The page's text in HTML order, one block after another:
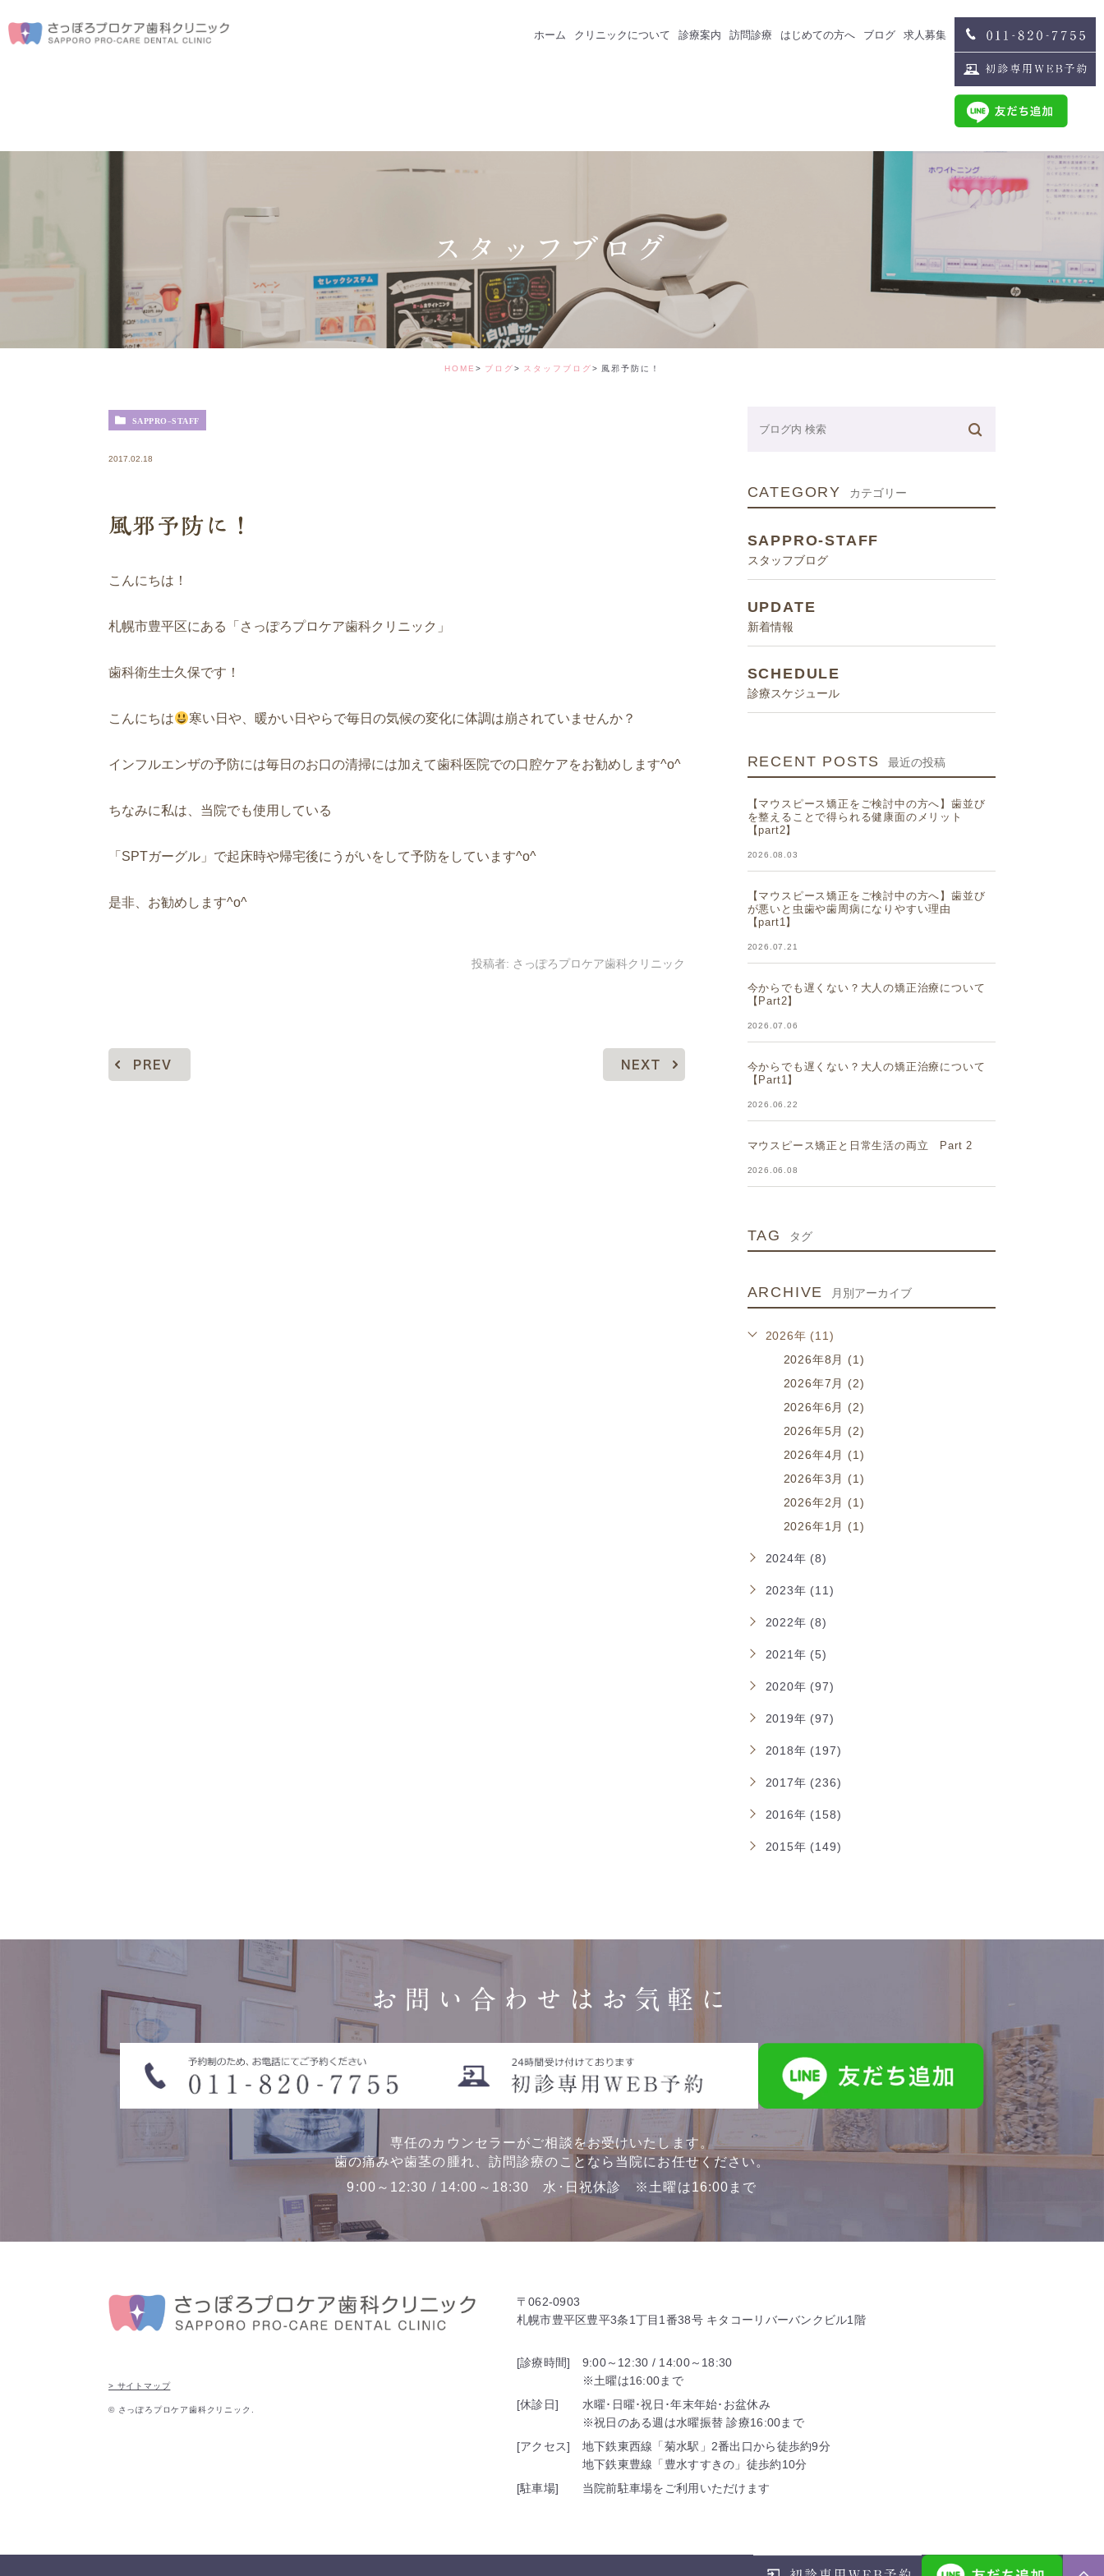
ホーム クリニックについて 診療案内
矯正治療
ホワイトニング
デンタルコーディネーター
訪問診療 はじめての方へ ブログ 求人募集
歯科衛生士募集
スタッフインタビュー
スタッフブログ
HOME ブログ スタッフブログ 風邪予防に！
SAPPRO-STAFF
2017.02.18
風邪予防に！
こんにちは！
札幌市豊平区にある「さっぽろプロケア歯科クリニック」
歯科衛生士久保です！
こんにちは 寒い日や、暖かい日やらで毎日の気候の変化に体調は崩されていませんか？
インフルエンザの予防には毎日のお口の清掃には加えて歯科医院での口腔ケアをお勧めします^o^
ちなみに私は、当院でも使用している
「SPTガーグル」で起床時や帰宅後にうがいをして予防をしています^o^
是非、お勧めします^o^
投稿者: さっぽろプロケア歯科クリニック
PREV NEXT
CATEGORY カテゴリー
SAPPRO-STAFF
スタッフブログ
UPDATE
新着情報
SCHEDULE
診療スケジュール
RECENT POSTS 最近の投稿
【マウスピース矯正をご検討中の方へ】歯並び
を整えることで得られる健康面のメリット
【part2】
2026.08.03
【マウスピース矯正をご検討中の方へ】歯並び
が悪いと虫歯や歯周病になりやすい理由
【part1】
2026.07.21
今からでも遅くない？大人の矯正治療について
【Part2】
2026.07.06
今からでも遅くない？大人の矯正治療について
【Part1】
2026.06.22
マウスピース矯正と日常生活の両立 Part 2
2026.06.08
TAG タグ
ARCHIVE 月別アーカイブ
2026年 (11)
2026年8月 (1)
2026年7月 (2)
2026年6月 (2)
2026年5月 (2)
2026年4月 (1)
2026年3月 (1)
2026年2月 (1)
2026年1月 (1)
2024年 (8)
2023年 (11)
2022年 (8)
2021年 (5)
2020年 (97)
2019年 (97)
2018年 (197)
2017年 (236)
2016年 (158)
2015年 (149)
お問い合わせはお気軽に
専任のカウンセラーがご相談をお受けいたします。
歯の痛みや歯茎の腫れ、訪問診療のことなら当院にお任せください。
9:00～12:30 / 14:00～18:30 水･日祝休診 ※土曜は16:00まで
> サイトマップ
© さっぽろプロケア歯科クリニック.
〒062-0903
札幌市豊平区豊平3条1丁目1番38号 キタコーリバーバンクビル1階
[診療時間]
9:00～12:30 / 14:00～18:30
※土曜は16:00まで
[休診日]
水曜･日曜･祝日･年末年始･お盆休み
※祝日のある週は水曜振替 診療16:00まで
[アクセス]
地下鉄東西線「菊水駅」2番出口から徒歩約9分
地下鉄東豊線「豊水すすきの」徒歩約10分
[駐車場]
当院前駐車場をご利用いただけます